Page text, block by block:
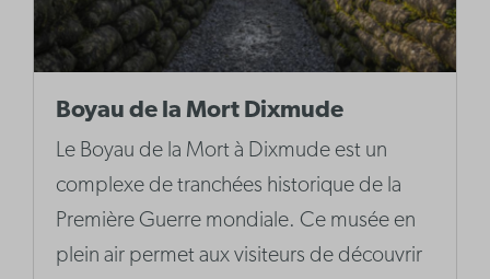
Boyau de la Mort Dixmude
Le Boyau de la Mort à Dixmude est un
complexe de tranchées historique de la
Première Guerre mondiale. Ce musée en
plein air permet aux visiteurs de découvrir